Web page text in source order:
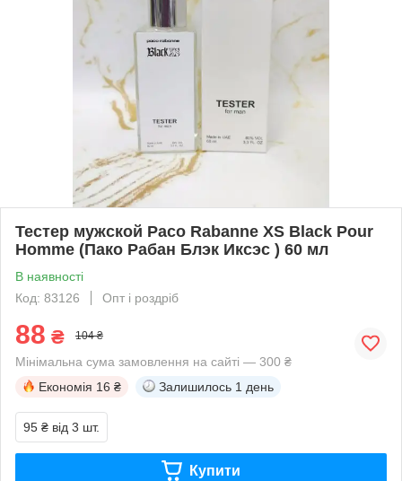
Тестер мужской Paco Rabanne XS Black Pour
Homme (Пако Рабан Блэк Иксэс ) 60 мл
В наявності
Код: 83126
Опт і роздріб
88 ₴ 104 ₴
Мінімальна сума замовлення на сайті — 300 ₴
Економія 16 ₴ Залишилось 1 день
95 ₴ від 3 шт.
Купити